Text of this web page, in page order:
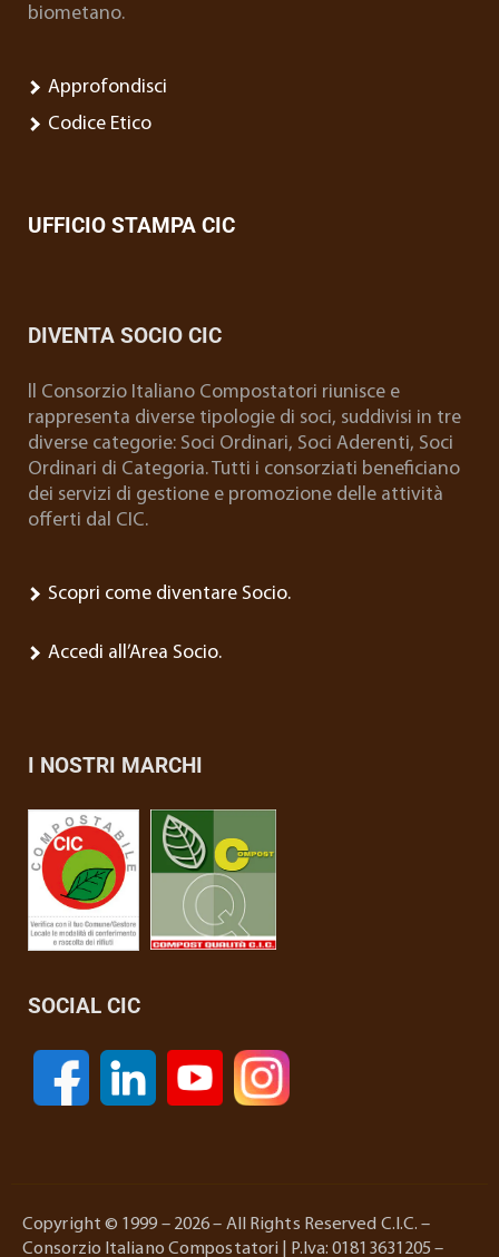
biometano.
Approfondisci
Codice Etico
UFFICIO STAMPA CIC
DIVENTA SOCIO CIC
ll Consorzio Italiano Compostatori riunisce e
rappresenta diverse tipologie di soci, suddivisi in tre
diverse categorie: Soci Ordinari, Soci Aderenti, Soci
Ordinari di Categoria. Tutti i consorziati beneficiano
dei servizi di gestione e promozione delle attività
offerti dal CIC.
Scopri come diventare Socio.
Accedi all’Area Socio.
I NOSTRI MARCHI
SOCIAL CIC
Copyright © 1999 – 2026 – All Rights Reserved C.I.C. –
Consorzio Italiano Compostatori | P.Iva: 01813631205 –